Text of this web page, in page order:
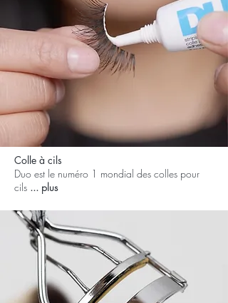
Colle à cils
Duo est le numéro 1 mondial des colles pour
cils ... plus